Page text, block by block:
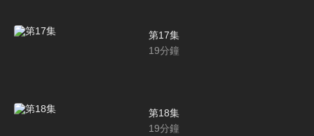
第17集
19分鐘
第18集
19分鐘